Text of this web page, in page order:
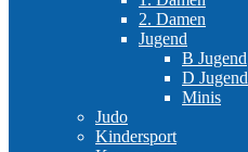
2. Damen
Jugend
B Jugend
D Jugend
Minis
Judo
Kindersport